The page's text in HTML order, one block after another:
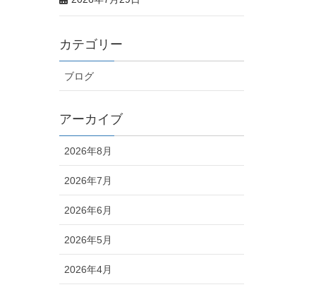
カテゴリー
ブログ
アーカイブ
2026年8月
2026年7月
2026年6月
2026年5月
2026年4月